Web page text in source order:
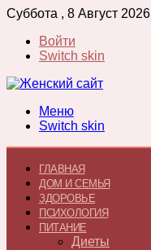
Суббота , 8 Август 2026
Войти
Switch skin
Меню
Switch skin
ГЛАВНАЯ
ДОМ И СЕМЬЯ
ЗДОРОВЬЕ
ПСИХОЛОГИЯ
ПИТАНИЕ
Диеты